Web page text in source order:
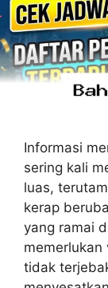
Informasi
sering kali
luas,
kerap
yang ramai
tidak